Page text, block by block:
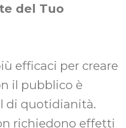
del Tuo
efficaci per creare
il pubblico è
di quotidianità.
richiedono effetti